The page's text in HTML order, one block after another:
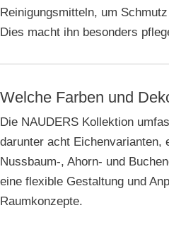
Reinigungsmitteln, um
Dies macht ihn besonders
Welche Farben und
Die NAUDERS Kollektion
darunter acht Eichenvarianten,
Nussbaum-, Ahorn- und
eine flexible Gestaltung und
Raumkonzepte.